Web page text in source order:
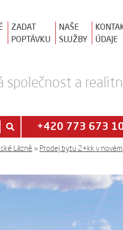
ZADAT
POPTÁVKU
NAŠE
SLUŽBY
ÚDAJE
společnost a
+420 773 673
Lázně » Prodej bytu 2+kk v